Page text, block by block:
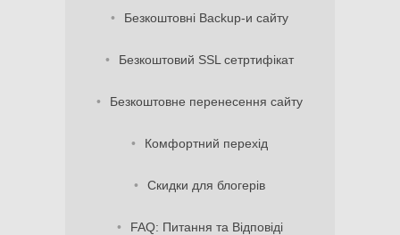
Безкоштовні Backup-и сайту
Безкоштовий SSL сетртифікат
Безкоштовне перенесення сайту
Комфортний перехід
Скидки для блогерів
FAQ: Питання та Відповіді